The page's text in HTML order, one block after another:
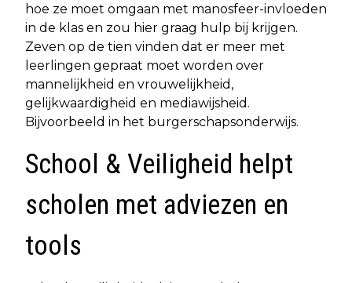
hoe ze moet omgaan met manosfeer-invloeden
in de klas en zou hier graag hulp bij krijgen.
Zeven op de tien vinden dat er meer met
leerlingen gepraat moet worden over
mannelijkheid en vrouwelijkheid,
gelijkwaardigheid en mediawijsheid.
Bijvoorbeeld in het burgerschapsonderwijs.
School & Veiligheid helpt
scholen met adviezen en
tools